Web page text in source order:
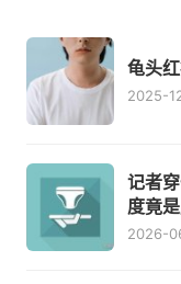
龟头
2025-
记者
度竟
2026-